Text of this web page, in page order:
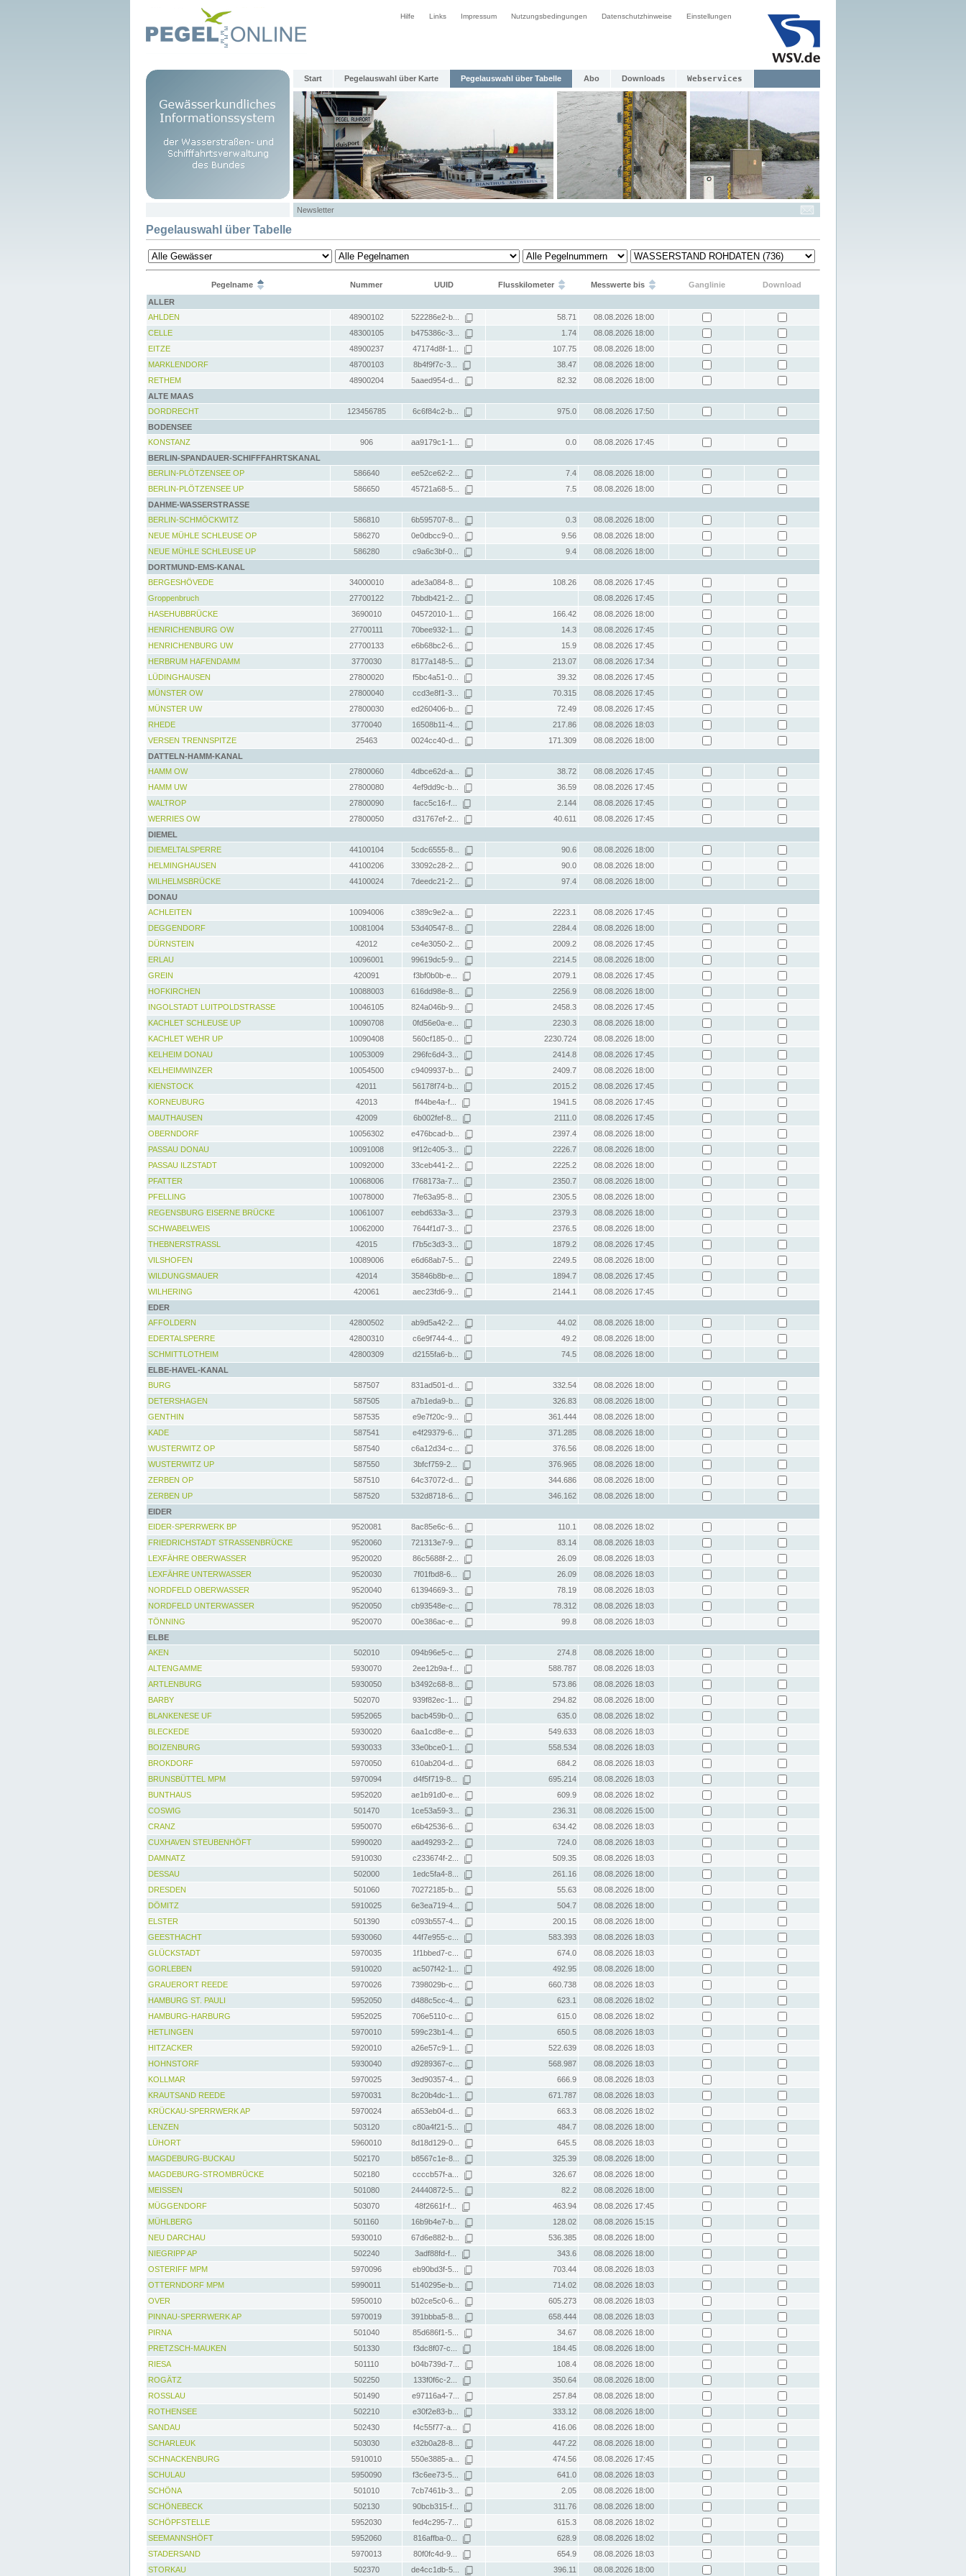
Hilfe Links Impressum Nutzungsbedingungen Datenschutzhinweise Einstellungen
Start Pegelauswahl über Karte Pegelauswahl über Tabelle Abo Downloads Webservices
Newsletter
Pegelauswahl über Tabelle
Pegelname Nummer UUID Flusskilometer Messwerte bis Ganglinie
Download
ALLER
AHLDEN
48900102 522286e2-b... 58.71
08.08.2026 18:00
CELLE
48300105 b475386c-3... 1.74
08.08.2026 18:00
EITZE
48900237 47174d8f-1... 107.75
08.08.2026 18:00
MARKLENDORF
48700103 8b4f9f7c-3... 38.47
08.08.2026 18:00
RETHEM
48900204 5aaed954-d... 82.32
08.08.2026 18:00
ALTE MAAS
DORDRECHT
123456785 6c6f84c2-b... 975.0
08.08.2026 17:50
BODENSEE
KONSTANZ
906 aa9179c1-1... 0.0
08.08.2026 17:45
BERLIN-SPANDAUER-SCHIFFFAHRTSKANAL
BERLIN-PLÖTZENSEE OP
586640 ee52ce62-2... 7.4
08.08.2026 18:00
BERLIN-PLÖTZENSEE UP
586650 45721a68-5... 7.5
08.08.2026 18:00
DAHME-WASSERSTRASSE
BERLIN-SCHMÖCKWITZ
586810 6b595707-8... 0.3
08.08.2026 18:00
NEUE MÜHLE SCHLEUSE OP
586270 0e0dbcc9-0... 9.56
08.08.2026 18:00
NEUE MÜHLE SCHLEUSE UP
586280 c9a6c3bf-0... 9.4
08.08.2026 18:00
DORTMUND-EMS-KANAL
BERGESHÖVEDE
34000010 ade3a084-8... 108.26
08.08.2026 17:45
Groppenbruch
27700122 7bbdb421-2...
08.08.2026 17:45
HASEHUBBRÜCKE
3690010 04572010-1... 166.42
08.08.2026 18:00
HENRICHENBURG OW
27700111 70bee932-1... 14.3
08.08.2026 17:45
HENRICHENBURG UW
27700133 e6b68bc2-6... 15.9
08.08.2026 17:45
HERBRUM HAFENDAMM
3770030 8177a148-5... 213.07
08.08.2026 17:34
LÜDINGHAUSEN
27800020 f5bc4a51-0... 39.32
08.08.2026 17:45
MÜNSTER OW
27800040 ccd3e8f1-3... 70.315
08.08.2026 17:45
MÜNSTER UW
27800030 ed260406-b... 72.49
08.08.2026 17:45
RHEDE
3770040 16508b11-4... 217.86
08.08.2026 18:03
VERSEN TRENNSPITZE
25463 0024cc40-d... 171.309
08.08.2026 18:00
DATTELN-HAMM-KANAL
HAMM OW
27800060 4dbce62d-a... 38.72
08.08.2026 17:45
HAMM UW
27800080 4ef9dd9c-b... 36.59
08.08.2026 17:45
WALTROP
27800090 facc5c16-f... 2.144
08.08.2026 17:45
WERRIES OW
27800050 d31767ef-2... 40.611
08.08.2026 17:45
DIEMEL
DIEMELTALSPERRE
44100104 5cdc6555-8... 90.6
08.08.2026 18:00
HELMINGHAUSEN
44100206 33092c28-2... 90.0
08.08.2026 18:00
WILHELMSBRÜCKE
44100024 7deedc21-2... 97.4
08.08.2026 18:00
DONAU
ACHLEITEN
10094006 c389c9e2-a... 2223.1
08.08.2026 17:45
DEGGENDORF
10081004 53d40547-8... 2284.4
08.08.2026 18:00
DÜRNSTEIN
42012 ce4e3050-2... 2009.2
08.08.2026 17:45
ERLAU
10096001 99619dc5-9... 2214.5
08.08.2026 18:00
GREIN
420091 f3bf0b0b-e... 2079.1
08.08.2026 17:45
HOFKIRCHEN
10088003 616dd98e-8... 2256.9
08.08.2026 18:00
INGOLSTADT LUITPOLDSTRASSE
10046105 824a046b-9... 2458.3
08.08.2026 17:45
KACHLET SCHLEUSE UP
10090708 0fd56e0a-e... 2230.3
08.08.2026 18:00
KACHLET WEHR UP
10090408 560cf185-0... 2230.724
08.08.2026 18:00
KELHEIM DONAU
10053009 296fc6d4-3... 2414.8
08.08.2026 17:45
KELHEIMWINZER
10054500 c9409937-b... 2409.7
08.08.2026 18:00
KIENSTOCK
42011 56178f74-b... 2015.2
08.08.2026 17:45
KORNEUBURG
42013 ff44be4a-f... 1941.5
08.08.2026 17:45
MAUTHAUSEN
42009 6b002fef-8... 2111.0
08.08.2026 17:45
OBERNDORF
10056302 e476bcad-b... 2397.4
08.08.2026 18:00
PASSAU DONAU
10091008 9f12c405-3... 2226.7
08.08.2026 18:00
PASSAU ILZSTADT
10092000 33ceb441-2... 2225.2
08.08.2026 18:00
PFATTER
10068006 f768173a-7... 2350.7
08.08.2026 18:00
PFELLING
10078000 7fe63a95-8... 2305.5
08.08.2026 18:00
REGENSBURG EISERNE BRÜCKE
10061007 eebd633a-3... 2379.3
08.08.2026 18:00
SCHWABELWEIS
10062000 7644f1d7-3... 2376.5
08.08.2026 18:00
THEBNERSTRASSL
42015 f7b5c3d3-3... 1879.2
08.08.2026 17:45
VILSHOFEN
10089006 e6d68ab7-5... 2249.5
08.08.2026 18:00
WILDUNGSMAUER
42014 35846b8b-e... 1894.7
08.08.2026 17:45
WILHERING
420061 aec23fd6-9... 2144.1
08.08.2026 17:45
EDER
AFFOLDERN
42800502 ab9d5a42-2... 44.02
08.08.2026 18:00
EDERTALSPERRE
42800310 c6e9f744-4... 49.2
08.08.2026 18:00
SCHMITTLOTHEIM
42800309 d2155fa6-b... 74.5
08.08.2026 18:00
ELBE-HAVEL-KANAL
BURG
587507 831ad501-d... 332.54
08.08.2026 18:00
DETERSHAGEN
587505 a7b1eda9-b... 326.83
08.08.2026 18:00
GENTHIN
587535 e9e7f20c-9... 361.444
08.08.2026 18:00
KADE
587541 e4f29379-6... 371.285
08.08.2026 18:00
WUSTERWITZ OP
587540 c6a12d34-c... 376.56
08.08.2026 18:00
WUSTERWITZ UP
587550 3bfcf759-2... 376.965
08.08.2026 18:00
ZERBEN OP
587510 64c37072-d... 344.686
08.08.2026 18:00
ZERBEN UP
587520 532d8718-6... 346.162
08.08.2026 18:00
EIDER
EIDER-SPERRWERK BP
9520081 8ac85e6c-6... 110.1
08.08.2026 18:02
FRIEDRICHSTADT STRASSENBRÜCKE
9520060 721313e7-9... 83.14
08.08.2026 18:03
LEXFÄHRE OBERWASSER
9520020 86c5688f-2... 26.09
08.08.2026 18:03
LEXFÄHRE UNTERWASSER
9520030 7f01fbd8-6... 26.09
08.08.2026 18:03
NORDFELD OBERWASSER
9520040 61394669-3... 78.19
08.08.2026 18:03
NORDFELD UNTERWASSER
9520050 cb93548e-c... 78.312
08.08.2026 18:03
TÖNNING
9520070 00e386ac-e... 99.8
08.08.2026 18:03
ELBE
AKEN
502010 094b96e5-c... 274.8
08.08.2026 18:00
ALTENGAMME
5930070 2ee12b9a-f... 588.787
08.08.2026 18:03
ARTLENBURG
5930050 b3492c68-8... 573.86
08.08.2026 18:03
BARBY
502070 939f82ec-1... 294.82
08.08.2026 18:00
BLANKENESE UF
5952065 bacb459b-0... 635.0
08.08.2026 18:02
BLECKEDE
5930020 6aa1cd8e-e... 549.633
08.08.2026 18:03
BOIZENBURG
5930033 33e0bce0-1... 558.534
08.08.2026 18:03
BROKDORF
5970050 610ab204-d... 684.2
08.08.2026 18:03
BRUNSBÜTTEL MPM
5970094 d4f5f719-8... 695.214
08.08.2026 18:03
BUNTHAUS
5952020 ae1b91d0-e... 609.9
08.08.2026 18:02
COSWIG
501470 1ce53a59-3... 236.31
08.08.2026 15:00
CRANZ
5950070 e6b42536-6... 634.42
08.08.2026 18:03
CUXHAVEN STEUBENHÖFT
5990020 aad49293-2... 724.0
08.08.2026 18:03
DAMNATZ
5910030 c233674f-2... 509.35
08.08.2026 18:03
DESSAU
502000 1edc5fa4-8... 261.16
08.08.2026 18:00
DRESDEN
501060 70272185-b... 55.63
08.08.2026 18:00
DÖMITZ
5910025 6e3ea719-4... 504.7
08.08.2026 18:00
ELSTER
501390 c093b557-4... 200.15
08.08.2026 18:00
GEESTHACHT
5930060 44f7e955-c... 583.393
08.08.2026 18:03
GLÜCKSTADT
5970035 1f1bbed7-c... 674.0
08.08.2026 18:03
GORLEBEN
5910020 ac507f42-1... 492.95
08.08.2026 18:00
GRAUERORT REEDE
5970026 7398029b-c... 660.738
08.08.2026 18:03
HAMBURG ST. PAULI
5952050 d488c5cc-4... 623.1
08.08.2026 18:02
HAMBURG-HARBURG
5952025 706e5110-c... 615.0
08.08.2026 18:02
HETLINGEN
5970010 599c23b1-4... 650.5
08.08.2026 18:03
HITZACKER
5920010 a26e57c9-1... 522.639
08.08.2026 18:03
HOHNSTORF
5930040 d9289367-c... 568.987
08.08.2026 18:03
KOLLMAR
5970025 3ed90357-4... 666.9
08.08.2026 18:03
KRAUTSAND REEDE
5970031 8c20b4dc-1... 671.787
08.08.2026 18:03
KRÜCKAU-SPERRWERK AP
5970024 a653eb04-d... 663.3
08.08.2026 18:02
LENZEN
503120 c80a4f21-5... 484.7
08.08.2026 18:00
LÜHORT
5960010 8d18d129-0... 645.5
08.08.2026 18:03
MAGDEBURG-BUCKAU
502170 b8567c1e-8... 325.39
08.08.2026 18:00
MAGDEBURG-STROMBRÜCKE
502180 ccccb57f-a... 326.67
08.08.2026 18:00
MEISSEN
501080 24440872-5... 82.2
08.08.2026 18:00
MÜGGENDORF
503070 48f2661f-f... 463.94
08.08.2026 17:45
MÜHLBERG
501160 16b9b4e7-b... 128.02
08.08.2026 15:15
NEU DARCHAU
5930010 67d6e882-b... 536.385
08.08.2026 18:00
NIEGRIPP AP
502240 3adf88fd-f... 343.6
08.08.2026 18:00
OSTERIFF MPM
5970096 eb90bd3f-5... 703.44
08.08.2026 18:03
OTTERNDORF MPM
5990011 5140295e-b... 714.02
08.08.2026 18:03
OVER
5950010 b02ce5c0-6... 605.273
08.08.2026 18:03
PINNAU-SPERRWERK AP
5970019 391bbba5-8... 658.444
08.08.2026 18:03
PIRNA
501040 85d686f1-5... 34.67
08.08.2026 18:00
PRETZSCH-MAUKEN
501330 f3dc8f07-c... 184.45
08.08.2026 18:00
RIESA
501110 b04b739d-7... 108.4
08.08.2026 18:00
ROGÄTZ
502250 133f0f6c-2... 350.64
08.08.2026 18:00
ROSSLAU
501490 e97116a4-7... 257.84
08.08.2026 18:00
ROTHENSEE
502210 e30f2e83-b... 333.12
08.08.2026 18:00
SANDAU
502430 f4c55f77-a... 416.06
08.08.2026 18:00
SCHARLEUK
503030 e32b0a28-8... 447.22
08.08.2026 18:00
SCHNACKENBURG
5910010 550e3885-a... 474.56
08.08.2026 17:45
SCHULAU
5950090 f3c6ee73-5... 641.0
08.08.2026 18:03
SCHÖNA
501010 7cb7461b-3... 2.05
08.08.2026 18:00
SCHÖNEBECK
502130 90bcb315-f... 311.76
08.08.2026 18:00
SCHÖPFSTELLE
5952030 fed4c295-7... 615.3
08.08.2026 18:02
SEEMANNSHÖFT
5952060 816affba-0... 628.9
08.08.2026 18:02
STADERSAND
5970013 80f0fc4d-9... 654.9
08.08.2026 18:03
STORKAU
502370 de4cc1db-5... 396.11 08.08.2026 18:00